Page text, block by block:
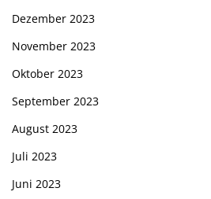
Dezember 2023
November 2023
Oktober 2023
September 2023
August 2023
Juli 2023
Juni 2023